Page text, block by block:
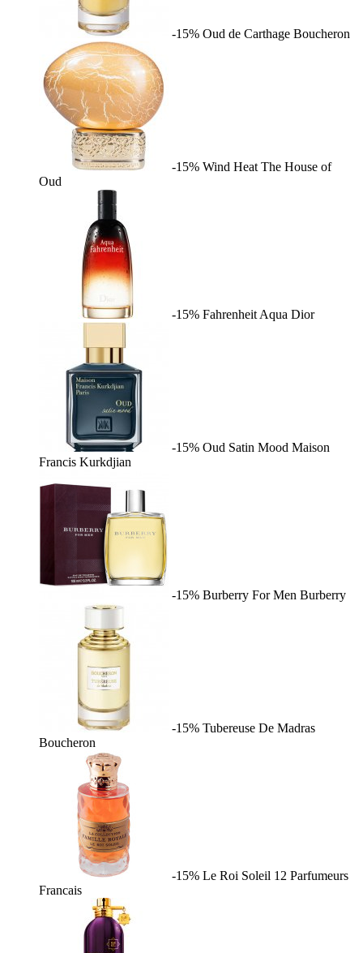
-15% Oud de Carthage Boucheron
-15% Wind Heat The House of
Oud
-15% Fahrenheit Aqua Dior
-15% Oud Satin Mood Maison
Francis Kurkdjian
-15% Burberry For Men Burberry
-15% Tubereuse De Madras
Boucheron
-15% Le Roi Soleil 12 Parfumeurs
Francais